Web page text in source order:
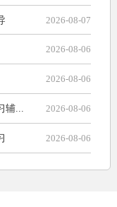
2026-08-07
2026-08-06
2026-08-06
... 2026-08-06
2026-08-06